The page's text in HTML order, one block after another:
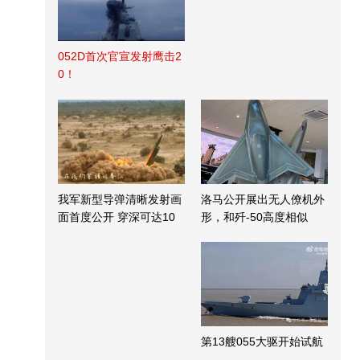
052D首次官宣发射鹰击2
0！
我军新型导弹清晰发射画
面首度公开 穿深可达10
洛马公开展出无人僚机外
形，和歼-50高度相似
第13艘055大驱开始试航